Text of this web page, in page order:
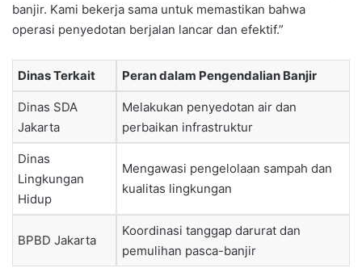
banjir. Kami bekerja sama untuk memastikan bahwa
operasi penyedotan berjalan lancar dan efektif.”
Dinas Terkait Peran dalam Pengendalian Banjir
Dinas SDA
Jakarta
Melakukan penyedotan air dan
perbaikan infrastruktur
Dinas
Lingkungan
Hidup
Mengawasi pengelolaan sampah dan
kualitas lingkungan
BPBD Jakarta
Koordinasi tanggap darurat dan
pemulihan pasca-banjir